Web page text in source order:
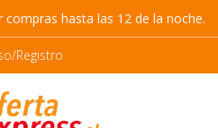
hasta las 12 de la noche.
Registro